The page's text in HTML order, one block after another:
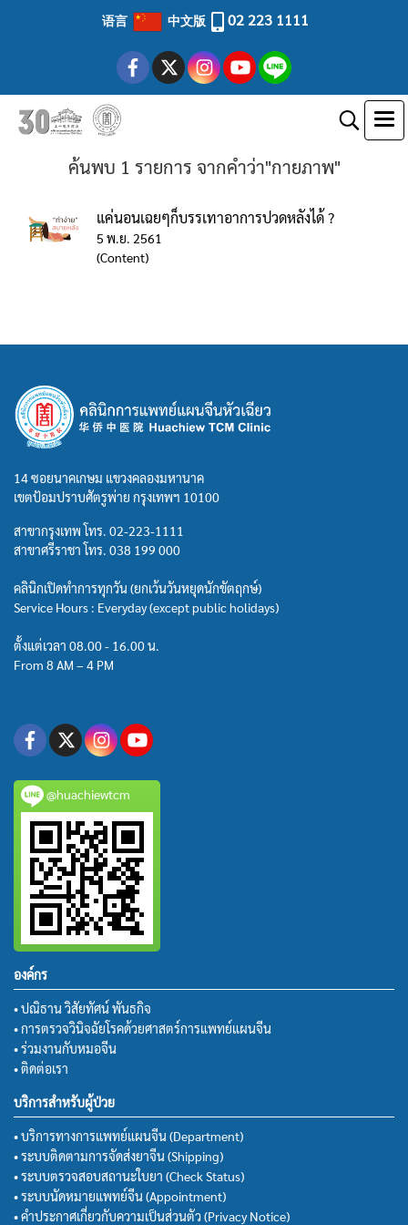
语言 中文版 02 223 1111
ค้นพบ 1 รายการ จากคำว่า"กายภาพ"
แค่นอนเฉยๆก็บรรเทาอาการปวดหลังได้ ?
5 พ.ย. 2561
(Content)
14 ซอยนาคเกษม แขวงคลองมหานาค
เขตป้อมปราบศัตรูพ่าย กรุงเทพฯ 10100
สาขากรุงเทพ โทร. 02-223-1111
สาขาศรีราชา โทร. 038 199 000
คลินิกเปิดทำการทุกวัน (ยกเว้นวันหยุดนักขัตฤกษ์)
Service Hours : Everyday (except public holidays)
ตั้งแต่เวลา 08.00 - 16.00 น.
From 8 AM – 4 PM
@huachiewtcm
องค์กร
• ปณิธาน วิสัยทัศน์ พันธกิจ
• การตรวจวินิจฉัยโรคด้วยศาสตร์การแพทย์แผนจีน
• ร่วมงานกับหมอจีน
• ติดต่อเรา
บริการสำหรับผู้ป่วย
• บริการทางการแพทย์แผนจีน (Department)
• ระบบติดตามการจัดส่งยาจีน (Shipping)
• ระบบตรวจสอบสถานะใบยา (Check Status)
• ระบบนัดหมายแพทย์จีน (Appointment)
• คำประกาศเกี่ยวกับความเป็นส่วนตัว (Privacy Notice)